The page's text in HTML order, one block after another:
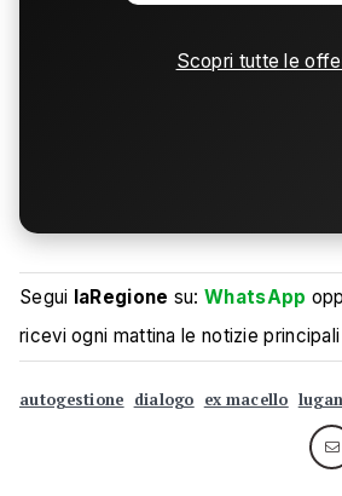
Scopri tutte le
Segui laRegione su:WhatsApp
ricevi ogni mattina le notizie principali
autogestione dialogo ex macello